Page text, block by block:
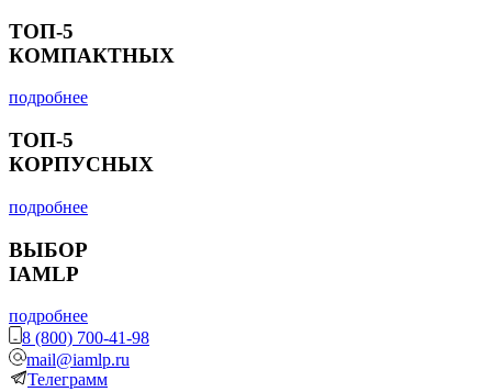
ТОП-5
КОМПАКТНЫХ
подробнее
ТОП-5
КОРПУСНЫХ
подробнее
ВЫБОР
IAMLP
подробнее
8 (800) 700-41-98
mail@iamlp.ru
Телеграмм